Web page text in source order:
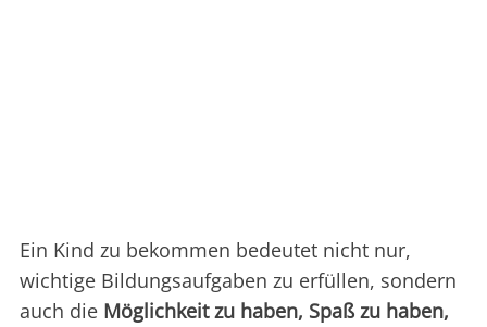
Ein Kind zu bekommen bedeutet nicht nur,
wichtige Bildungsaufgaben zu erfüllen, sondern
auch die Möglichkeit zu haben, Spaß zu haben,